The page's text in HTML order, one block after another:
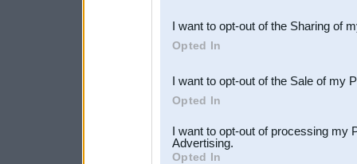
Downstream Participants
third parties.
I want to opt-out of the Sharing of
Opted In
I want to opt-out of the Sale of my
Opted In
I want to opt-out of processing my
Advertising.
Opted In